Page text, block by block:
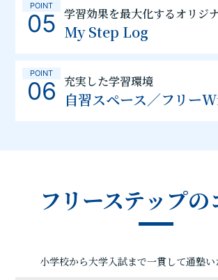
POINT
05 学習効果を最大化するオリジ
My Step Log
POINT
06 充実した学習環境
自習スペース／フリー
フリーステップの
小学校から大学入試まで一貫して通塾い